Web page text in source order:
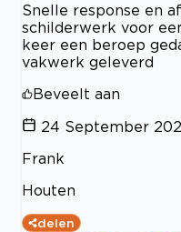
Snelle response en
schilderwerk voor
keer een beroep
vakwerk geleverd
Beveelt aan
24 September
Frank
Houten
delen